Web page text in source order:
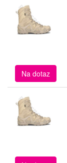
Na dotaz